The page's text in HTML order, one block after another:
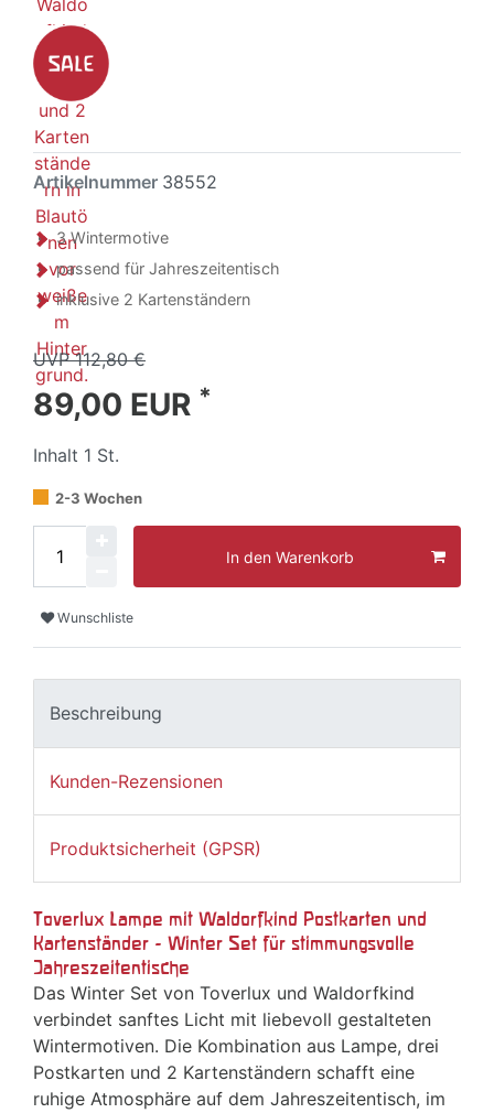
Artikelnummer 38552
3 Wintermotive
passend für Jahreszeitentisch
inklusive 2 Kartenständern
UVP 112,80 €
89,00 EUR *
Inhalt 1 St.
2-3 Wochen
In den Warenkorb
Wunschliste
Beschreibung
Kunden-Rezensionen
Produktsicherheit (GPSR)
Toverlux Lampe mit Waldorfkind Postkarten und
Kartenständer - Winter Set für stimmungsvolle
Jahreszeitentische
Das Winter Set von Toverlux und Waldorfkind
verbindet sanftes Licht mit liebevoll gestalteten
Wintermotiven. Die Kombination aus Lampe, drei
Postkarten und 2 Kartenständern schafft eine
ruhige Atmosphäre auf dem Jahreszeitentisch, im